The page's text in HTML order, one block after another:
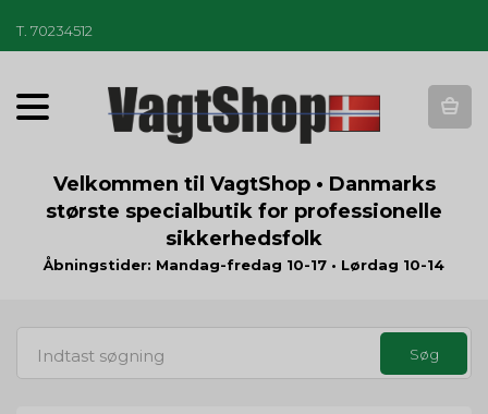
T 70234512
T
o
g
a
t
Velkommen til VagtShop • Danmarks
største specialbutik for professionelle
sikkerhedsfolk
Åbningstider: Mandag-fredag 10-17 • Lørdag 10-14